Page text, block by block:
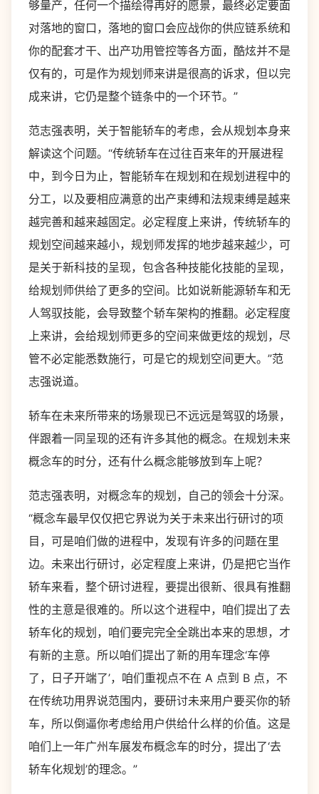
够量产，任何一个描绘得再好的愿景，最终必定要面
对落地的窗口，落地的窗口会应战你的供应链系统和
你的配套才干、出产功用管控等各方面，酷炫并不是
仅有的，可是作为规划师来讲是很高的诉求，但以完
成来讲，它仍是整个链条中的一个环节。”
范志强表明，关于智能轿车的考虑，会从规划本身来
解读这个问题。“传统轿车在过往百来年的开展进程
中，到今日为止，智能轿车在规划和在规划进程中的
分工，以及要相应满意的出产束缚和法规束缚是越来
越完善和越来越固定。必定程度上来讲，传统轿车的
规划空间越来越小，规划师发挥的地步越来越少，可
是关于新科技的呈现，包含各种技能化技能的呈现，
给规划师供给了更多的空间。比如说新能源轿车和无
人驾驭技能，会导致整个轿车架构的推翻。必定程度
上来讲，会给规划师更多的空间来做更炫的规划，尽
管不必定能悉数施行，可是它的规划空间更大。”范
志强说道。
轿车在未来所带来的场景现已不远远是驾驭的场景，
伴跟着一同呈现的还有许多其他的概念。在规划未来
概念车的时分，还有什么概念能够放到车上呢？
范志强表明，对概念车的规划，自己的领会十分深。
“概念车最早仅仅把它界说为关于未来出行研讨的项
目，可是咱们做的进程中，发现有许多的问题在里
边。未来出行研讨，必定程度上来讲，仍是把它当作
轿车来看，整个研讨进程，要提出很新、很具有推翻
性的主意是很难的。所以这个进程中，咱们提出了去
轿车化的规划，咱们要完完全全跳出本来的思想，才
有新的主意。所以咱们提出了新的用车理念‘车停
了，日子开端了’，咱们重视点不在 A 点到 B 点，不
在传统功用界说范围内，要研讨未来用户要买你的轿
车，所以倒逼你考虑给用户供给什么样的价值。这是
咱们上一年广州车展发布概念车的时分，提出了‘去
轿车化规划’的理念。”